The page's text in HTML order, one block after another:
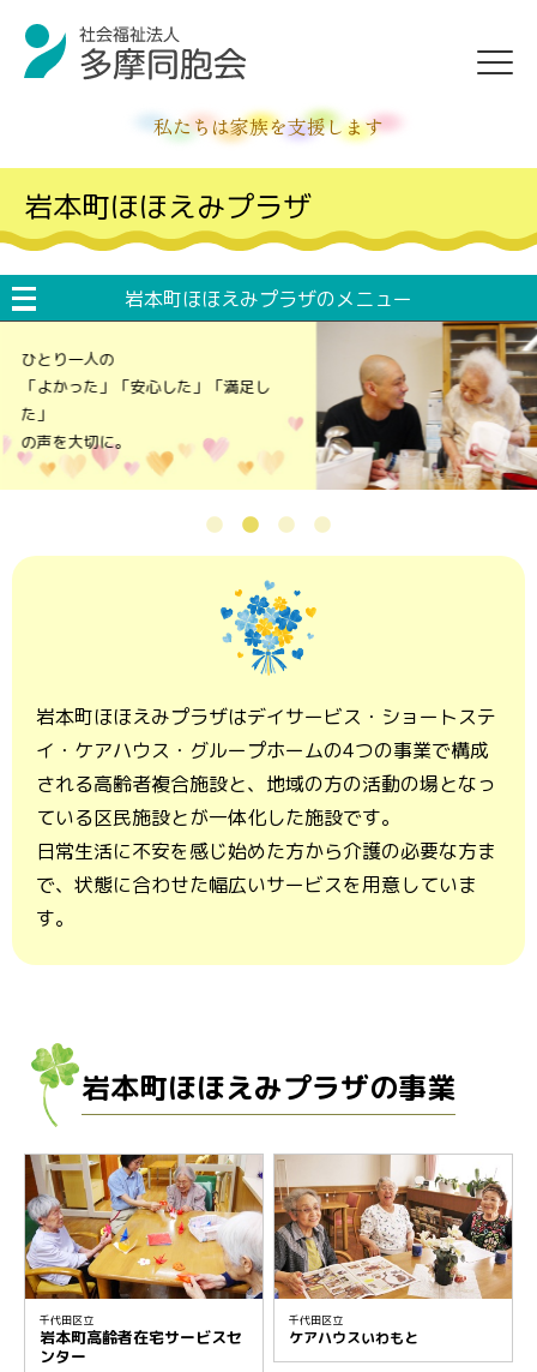
私たちは家族を支援します
岩本町ほほえみプラザ
岩本町ほほえみプラザのメニュー
ひとり一人の
「よかった」「安心した」「満足し
た」
の声を大切に。
岩本町ほほえみプラザはデイサービス・ショートステ
イ・ケアハウス・グループホームの4つの事業で構成
される高齢者複合施設と、地域の方の活動の場となっ
ている区民施設とが一体化した施設です。
日常生活に不安を感じ始めた方から介護の必要な方ま
で、状態に合わせた幅広いサービスを用意していま
す。
岩本町ほほえみプラザの事業
千代田区立
岩本町高齢者在宅サービスセ
ンター
千代田区立
ケアハウスいわもと